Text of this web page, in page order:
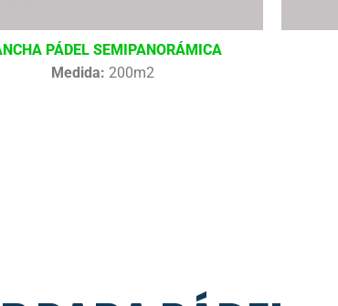
PÁDEL SEMIPANORÁMICA
Medida: 200m2